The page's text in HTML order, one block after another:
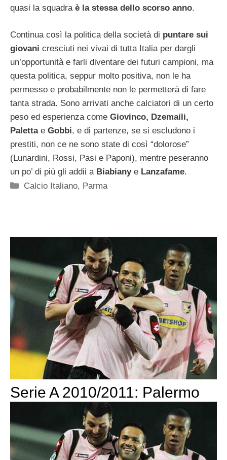
quasi la squadra è la stessa dello scorso anno.
Continua così la politica della società di puntare sui
giovani cresciuti nei vivai di tutta Italia per dargli
un’opportunità e farli diventare dei futuri campioni, ma
questa politica, seppur molto positiva, non le ha
permesso e probabilmente non le permetterà di fare
tanta strada. Sono arrivati anche calciatori di un certo
peso ed esperienza come Giovinco, Dzemaili,
Palettae Gobbi, e di partenze, se si escludono i
prestiti, non ce ne sono state di così “dolorose”
(Lunardini, Rossi, Pasi e Paponi), mentre peseranno
un po’ di più gli addii a Biabiany e Lanzafame.
Categorie
Calcio Italiano, Parma
Serie A 2010/2011: Palermo